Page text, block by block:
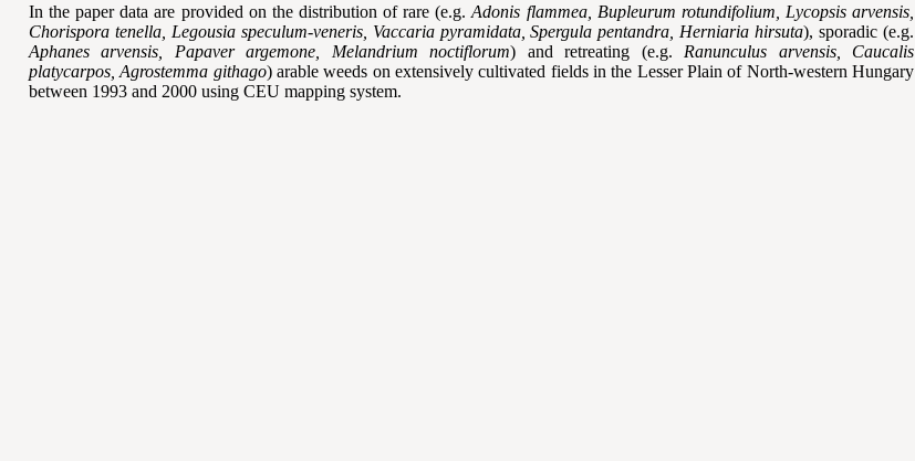
In the paper data are provided on the distribution of rare (e.g.Adonis flammea, Bupleurum rotundifolium, Lycopsis arvensis,
Chorispora tenella, Legousia speculum-veneris, Vaccaria pyramidata, Spergula pentandra, Herniaria hirsuta), sporadic (e.g.
Aphanes arvensis, Papaver argemone, Melandrium noctiflorum) and retreating (e.g. Ranunculus arvensis, Caucalis
platycarpos, Agrostemma githago) arable weeds on extensively cultivated fields in the Lesser Plain of North-western Hungary
between 1993 and 2000 using CEU mapping system.